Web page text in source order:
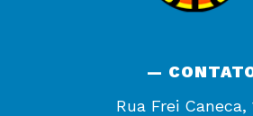
—
Rua Frei Caneca,